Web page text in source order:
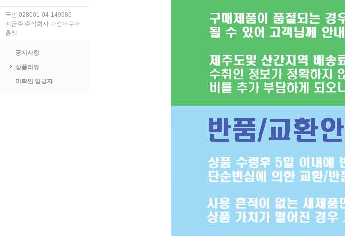
국민 028001-04-149986
예금주:주식회사 가성아쿠아
홈펫
공지사항
상품리뷰
미확인 입금자